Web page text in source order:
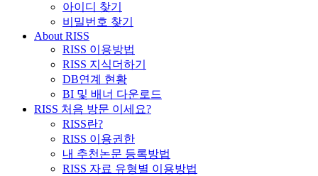
아이디 찾기
비밀번호 찾기
About RISS
RISS 이용방법
RISS 지식더하기
DB연계 현황
BI 및 배너 다운로드
RISS 처음 방문 이세요?
RISS란?
RISS 이용권한
내 추천논문 등록방법
RISS 자료 유형별 이용방법